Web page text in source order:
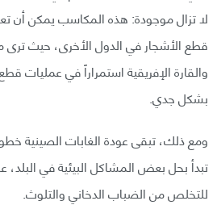
لا تزال موجودة: هذه المكاسب يمكن
قطع الأشجار في الدول الأخرى، حيث ترى
والقارة الإفريقية استمراراً في عمليات
بشكل جدي.
ومع ذلك، تبقى عودة الغابات الصينية
تبدأ بحل بعض المشاكل البيئية في
للتخلص من الضباب الدخاني والتلوث.